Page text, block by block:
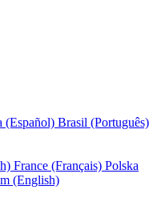
(Español) Brasil (Português)
France (Français) Polska
(English)